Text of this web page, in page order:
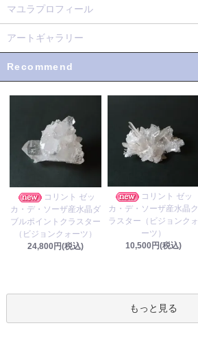
マユラプロフィール
アートギャラリー
Recommend
コリント ゼッ
カ・デ・ソーザ産水晶ダ
ブルポイントクラスター
（ビジョンクォーツ）
24,800円(税込)
コリント ゼッ
カ・デ・ソーザ産水晶ク
ラスター（ビジョンクォ
ーツ）
10,500円(税込)
もっと見る